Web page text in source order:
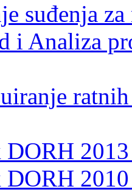
suđenja
i Analiza
DORH
DORH